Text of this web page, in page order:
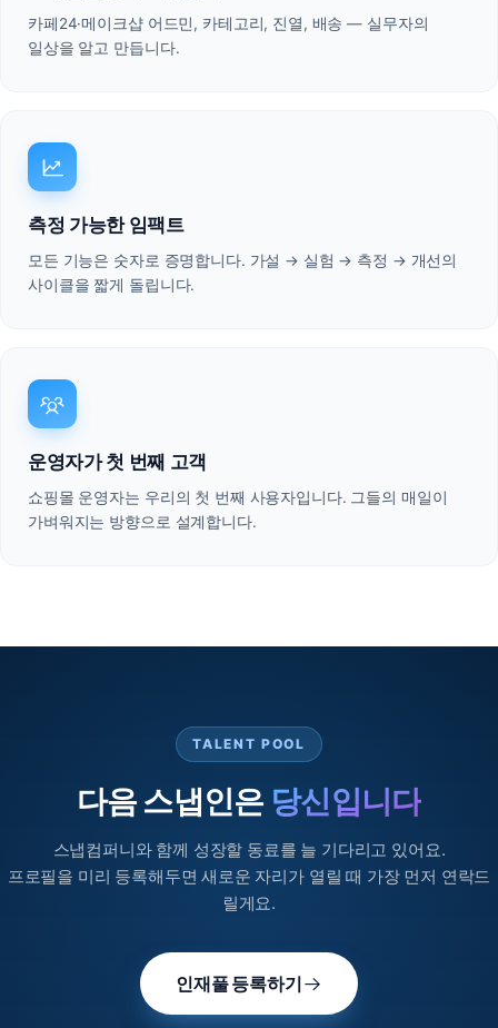
도입 문의
담당 매니저가 빠르게 답변드립니다.
기타 / 전체 상담
회사명
개인정보 필수항목 수집 및 이용 동의
㈜스냅컴퍼니(이하 “회사”라 함)은(는) “도입 문의”를 통한 상
카페24·메이크샵 어드민, 카테고리, 진열, 배송 — 실무자의
일상을 알고 만듭니다.
측정 가능한 임팩트
모든 기능은 숫자로 증명합니다. 가설 → 실험 → 측정 → 개선의
사이클을 짧게 돌립니다.
운영자가 첫 번째 고객
쇼핑몰 운영자는 우리의 첫 번째 사용자입니다. 그들의 매일이
가벼워지는 방향으로 설계합니다.
TALENT POOL
다음 스냅인은 당신입니다
스냅컴퍼니와 함께 성장할 동료를 늘 기다리고 있어요.
프로필을 미리 등록해두면 새로운 자리가 열릴 때 가장 먼저 연락드
릴게요.
인재풀 등록하기